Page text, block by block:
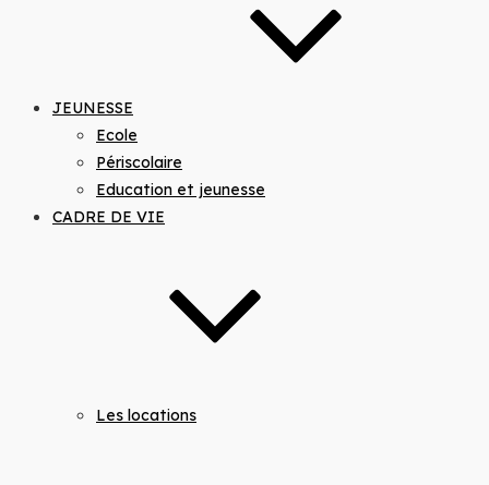
JEUNESSE
Ecole
Périscolaire
Education et jeunesse
CADRE DE VIE
Les locations